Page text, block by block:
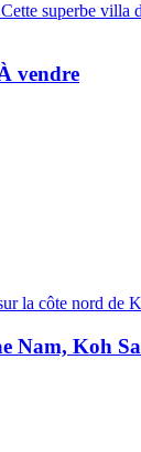
superbe villa
vendre
la côte nord de
Nam, Koh